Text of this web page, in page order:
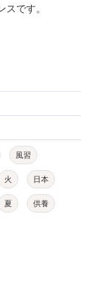
です。
風習
火 日本
夏 供養